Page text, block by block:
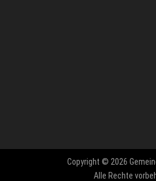
Copyright © 2026
Alle Rechte